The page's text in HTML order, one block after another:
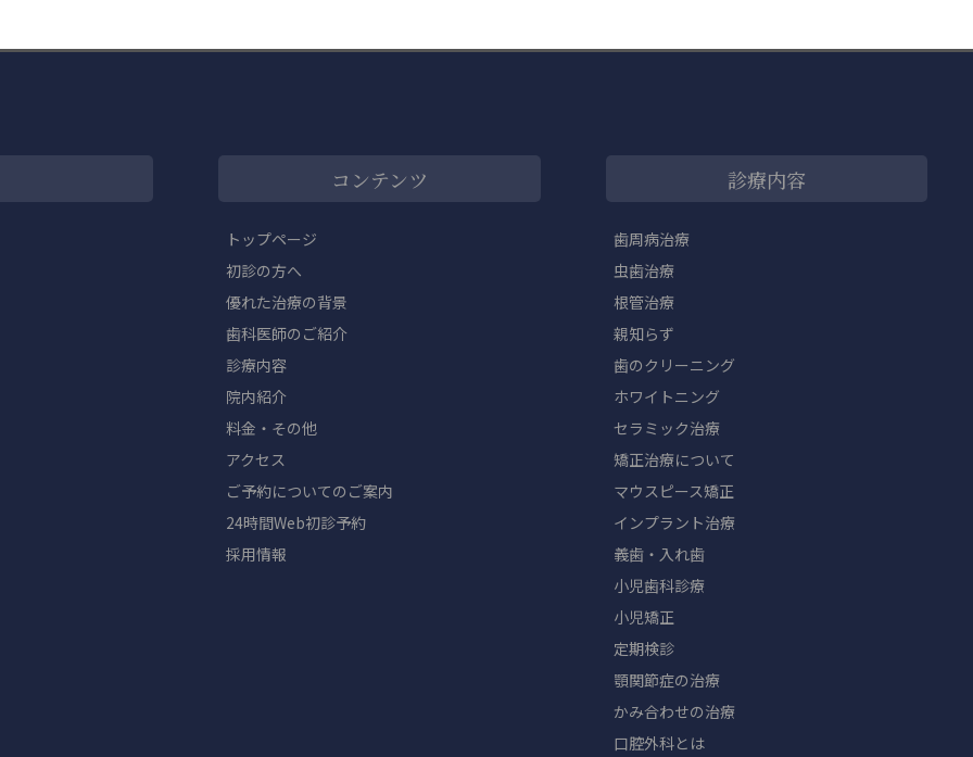
コンテンツ
トップページ
初診の方へ
優れた治療の背景
歯科医師のご紹介
診療内容
院内紹介
料金・その他
アクセス
ご予約についてのご案内
24時間Web初診予約
採用情報
診療内容
歯周病治療
虫歯治療
根管治療
親知らず
歯のクリーニング
ホワイトニング
セラミック治療
矯正治療について
マウスピース矯正
インプラント治療
義歯・入れ歯
小児歯科診療
小児矯正
定期検診
顎関節症の治療
かみ合わせの治療
口腔外科とは